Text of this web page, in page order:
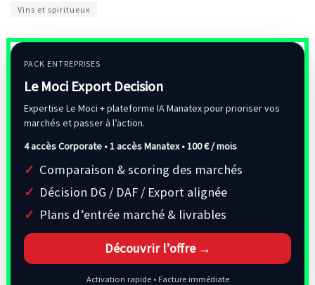
Vins et spiritueux
PACK ENTREPRISES
Le Moci Export Decision
Expertise Le Moci + plateforme IA Manatex pour prioriser vos
marchés et passer à l’action.
4 accès Corporate • 1 accès Manatex •100 € / mois
Comparaison & scoring des marchés
Décision DG / DAF / Export alignée
Plans d’entrée marché & livrables
Découvrir l’offre →
Activation rapide • Facture immédiate